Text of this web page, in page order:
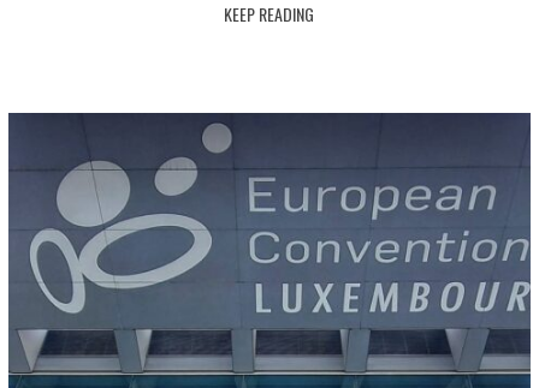
KEEP READING